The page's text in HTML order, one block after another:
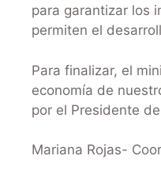
para garantizar los
permiten el
Para finalizar, el
economía de
por el Presidente
Mariana Rojas-